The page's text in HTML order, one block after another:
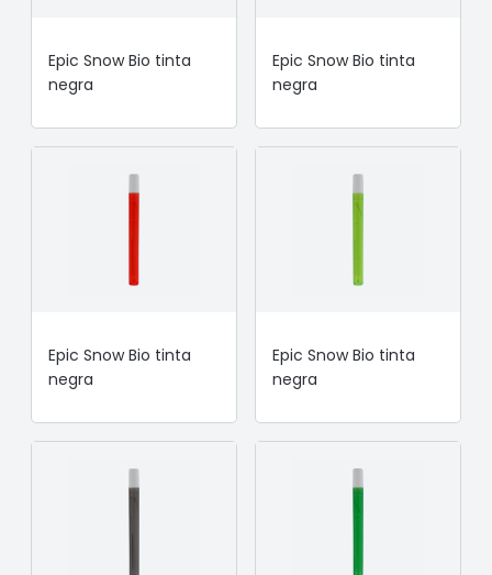
Epic Snow Bio tinta
negra
Epic Snow Bio tinta
negra
Epic Snow Bio tinta
negra
Epic Snow Bio tinta
negra